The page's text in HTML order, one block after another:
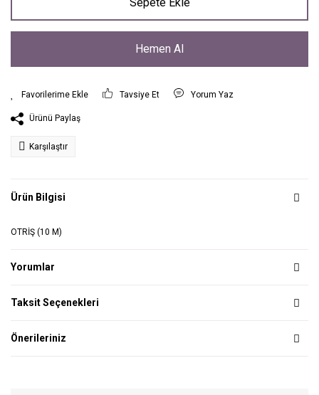
Hemen Al
Tavsiye Et Yorum Yaz
Ürünü Paylaş
Karşılaştır
Ürün Bilgisi
OTRİŞ (10 M)
Yorumlar
Taksit Seçenekleri
Önerileriniz